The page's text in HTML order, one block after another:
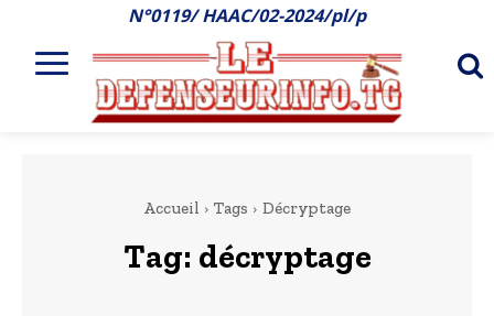
N°0119/ HAAC/02-2024/pl/p
Accueil Tags Décryptage
Tag: décryptage